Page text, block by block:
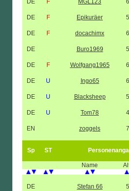
DE F MGL123
DE F Epikuräer
DE F docachimx
DE Buro1969
DE F Wolfgang1965
DE U Ingo65
DE U Blacksheep
DE U Tom78
EN zoggels
Sp ST
Name
DE Stefan 66